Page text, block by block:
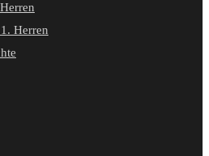
Herren